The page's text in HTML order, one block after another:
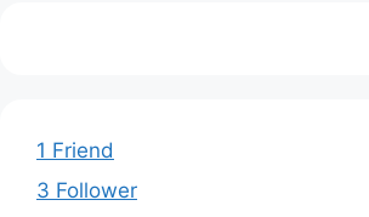
1 Friend
3 Follower